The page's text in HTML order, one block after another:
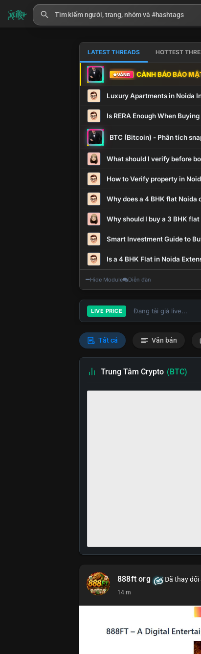
LATEST THREADS HOTTEST
VÀNG CẢNH BÁO BẢO
Luxury Apartments in Noida
Is RERA Enough When
BTC (Bitcoin) - Phân tích
What should I verify before
How to Verify property in
Why does a 4 BHK flat Noida
Why should I buy a 3 BHK
Smart Investment Guide to
Is a 4 BHK Flat in Noida
Hide Module Diễn đàn
LIVE PRICE Đang tải giá live...
Tất cả Văn bản
Trung Tâm Crypto (BTC)
888ft org Đã thay đổi
14 m